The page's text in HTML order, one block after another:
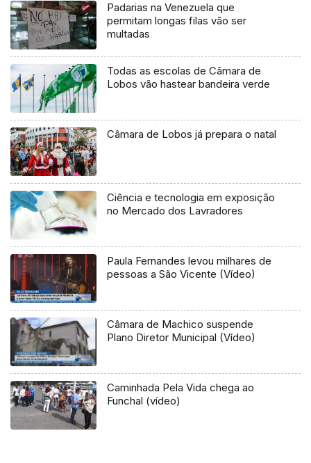
Padarias na Venezuela que
permitam longas filas vão ser
multadas
Todas as escolas de Câmara de
Lobos vão hastear bandeira verde
Câmara de Lobos já prepara o natal
Ciência e tecnologia em exposição
no Mercado dos Lavradores
Paula Fernandes levou milhares de
pessoas a São Vicente (Vídeo)
Câmara de Machico suspende
Plano Diretor Municipal (Vídeo)
Caminhada Pela Vida chega ao
Funchal (vídeo)